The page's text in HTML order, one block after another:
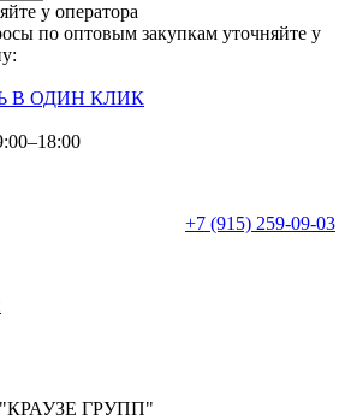
у оператора
по оптовым закупкам уточняйте у
В ОДИН КЛИК
+7 (915) 259-09-03
ГРУПП"